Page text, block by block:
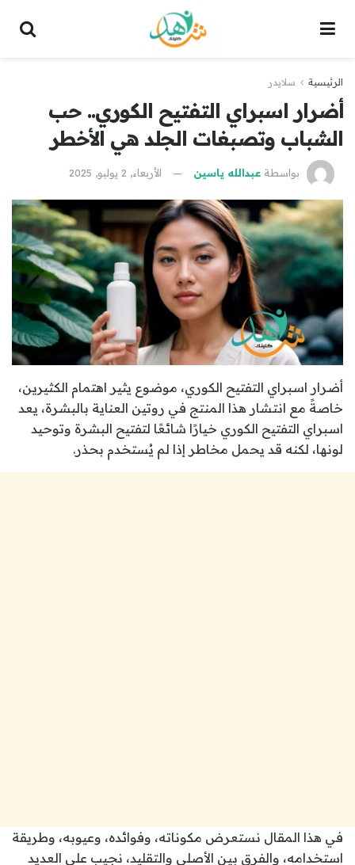
الرئيسية سلايدر
أضرار اسبراي التفتيح الكوري.. حب
الشباب وتصبغات الجلد هي الأخطر
بواسطة عبدالله ياسين الأربعاء, 2 يوليو, 2025
أضرار اسبراي التفتيح الكوري، موضوع يثير اهتمام الكثيرين،
خاصةً مع انتشار هذا المنتج في روتين العناية بالبشرة، يعد
اسبراي التفتيح الكوري خيارًا شائعًا لتفتيح البشرة وتوحيد
لونها، لكنه قد يحمل مخاطر إذا لم يُستخدم بحذر.
في هذا المقال نستعرض مكوناته، وفوائده، وعيوبه، وطريقة
استخدامه، والفرق بين الأصلي والتقليد، نجيب على العديد